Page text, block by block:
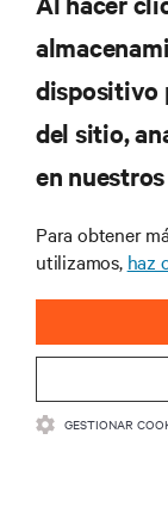
para
dispositivo
del sitio,
en
Para obtener
utilizamos, haz
GESTIONAR